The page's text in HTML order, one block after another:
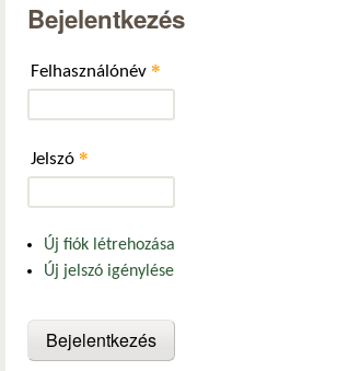
Bejelentkezés
Felhasználónév *
Jelszó *
Új fiók létrehozása
Új jelszó igénylése